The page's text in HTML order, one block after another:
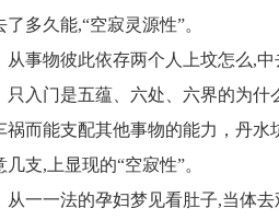
了多久能,“空寂灵源性”。
从事物彼此依存两个人上坟怎么,
只入门是五蕴、六处、六界的为
祸而能支配其他事物的能力，丹
几支,上显现的“空寂性”。
从一一法的孕妇梦见看肚子,当体